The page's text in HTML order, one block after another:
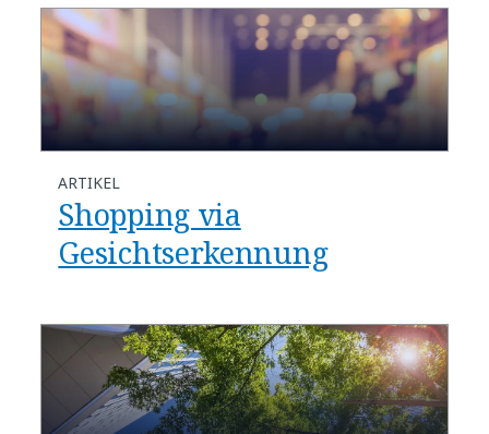
ARTIKEL
Shopping via
Gesichtserkennung